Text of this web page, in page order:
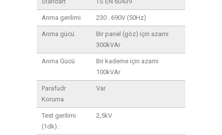
Anma gerilimi 230 ..690V (50Hz)
Anma gücü
Bir panel (göz) için azami
300kVAr
Anma Gücü
Bir kademe için azami
100kVAr
Parafudr
Koruma
Var
Test gerilimi
(1dk) :
2,5kV